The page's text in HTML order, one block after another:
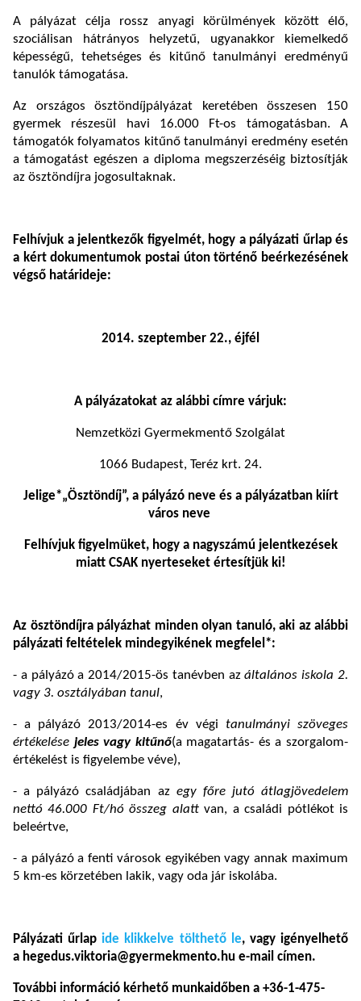
A pályázat célja rossz anyagi körülmények között élő,
szociálisan hátrányos helyzetű, ugyanakkor kiemelkedő
képességű, tehetséges és kitűnő tanulmányi eredményű
tanulók támogatása.
Az országos ösztöndíjpályázat keretében összesen 150
gyermek részesül havi 16.000 Ft-os támogatásban. A
támogatók folyamatos kitűnő tanulmányi eredmény esetén
a támogatást egészen a diploma megszerzéséig biztosítják
az ösztöndíjra jogosultaknak.
Felhívjuk a jelentkezők figyelmét, hogy a pályázati űrlap és
a kért dokumentumok postai úton történő beérkezésének
végső határideje:
2014. szeptember 22., éjfél
A pályázatokat az alábbi címre várjuk:
Nemzetközi Gyermekmentő Szolgálat
1066 Budapest, Teréz krt. 24.
Jelige*„Ösztöndíj”, a pályázó neve és a pályázatban kiírt
város neve
Felhívjuk figyelmüket, hogy a nagyszámú jelentkezések
miatt CSAK nyerteseket értesítjük ki!
Az ösztöndíjra pályázhat minden olyan tanuló, aki az alábbi
pályázati feltételek mindegyikének megfelel*:
- a pályázó a 2014/2015-ös tanévben azáltalános iskola 2.
vagy 3. osztályában tanul,
- a pályázó 2013/2014-es év végi tanulmányi szöveges
értékelése jeles vagy kitűnő(a magatartás- és a szorgalom-
értékelést is figyelembe véve),
- a pályázó családjában az egy főre jutó átlagjövedelem
nettó 46.000 Ft/hó összeg alattvan, a családi pótlékot is
beleértve,
- a pályázó a fenti városok egyikében vagy annak maximum
5 km-es körzetében lakik, vagy oda jár iskolába.
Pályázati űrlap ide klikkelve tölthető le, vagy igényelhető
a hegedus.viktoria@gyermekmento.hu e-mail címen.
További információ kérhető munkaidőben a +36-1-475-